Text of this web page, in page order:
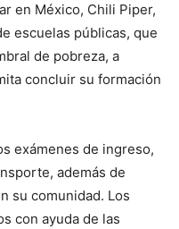
en México, Chili Piper,
escuelas públicas, que
de pobreza, a
concluir su formación
exámenes de ingreso,
además de
su comunidad. Los
con ayuda de las